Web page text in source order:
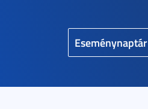
Eseménynaptár